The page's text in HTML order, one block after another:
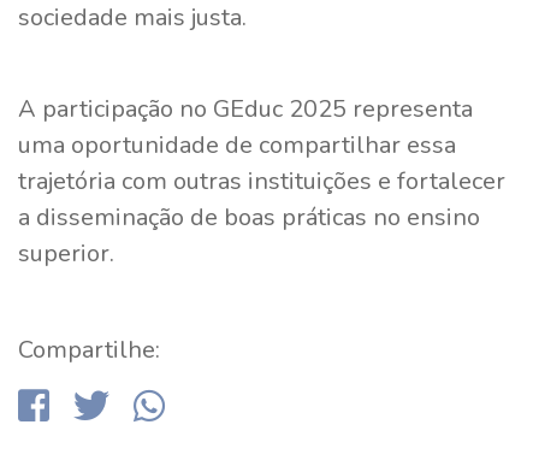
sociedade mais justa.
A participação no GEduc 2025 representa
uma oportunidade de compartilhar essa
trajetória com outras instituições e fortalecer
a disseminação de boas práticas no ensino
superior.
Compartilhe: